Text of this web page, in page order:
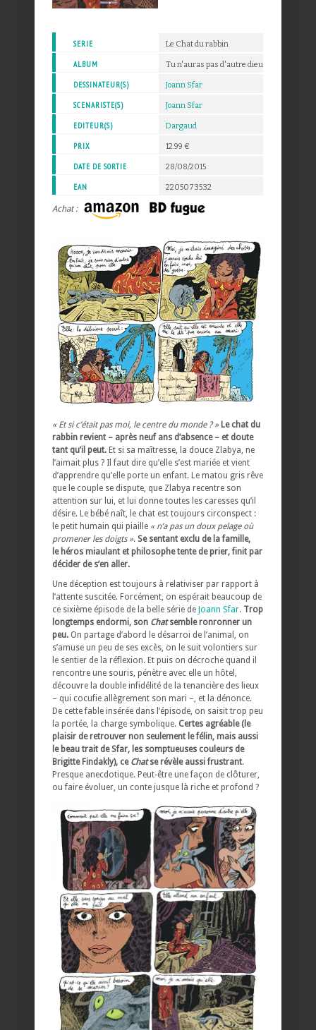
SERIE Le Chat du rabbin
ALBUM Tu n'auras pas d'autre dieu que moi - 6
DESSINATEUR(S) Joann Sfar
SCENARISTE(S) Joann Sfar
EDITEUR(S) Dargaud
PRIX 12.99 €
DATE DE SORTIE 28/08/2015
EAN 2205073532
Achat :
« Et si c’était pas moi, le centre du monde ? » Le chat du
rabbin revient – après neuf ans d’absence – et doute
tant qu’il peut. Et si sa maîtresse, la douce Zlabya, ne
l’aimait plus ? Il faut dire qu’elle s’est mariée et vient
d’apprendre qu’elle porte un enfant. Le matou gris rêve
que le couple se dispute, que Zlabya recentre son
attention sur lui, et lui donne toutes les caresses qu’il
désire. Le bébé naît, le chat est toujours circonspect :
le petit humain qui piaille « n’a pas un doux pelage où
promener les doigts ». Se sentant exclu de la famille,
le héros miaulant et philosophe tente de prier, finit par
décider de s’en aller.
Une déception est toujours à relativiser par rapport à
l’attente suscitée. Forcément, on espérait beaucoup de
ce sixième épisode de la belle série de Joann Sfar. Trop
longtemps endormi, son Chatsemble ronronner un
peu. On partage d’abord le désarroi de l’animal, on
s’amuse un peu de ses excès, on le suit volontiers sur
le sentier de la réflexion. Et puis on décroche quand il
rencontre une souris, pénètre avec elle un hôtel,
découvre la double infidélité de la tenancière des lieux
– qui cocufie allègrement son mari –, et la dénonce.
De cette fable insérée dans l’épisode, on saisit trop peu
la portée, la charge symbolique. Certes agréable (le
plaisir de retrouver non seulement le félin, mais aussi
le beau trait de Sfar, les somptueuses couleurs de
Brigitte Findakly), ce Chatse révèle aussi frustrant.
Presque anecdotique. Peut-être une façon de clôturer,
ou faire évoluer, un conte jusque là riche et profond ?